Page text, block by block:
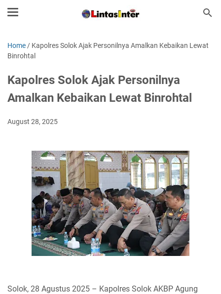
Home / Kapolres Solok Ajak Personilnya Amalkan Kebaikan Lewat
Binrohtal
Kapolres Solok Ajak Personilnya
Amalkan Kebaikan Lewat Binrohtal
August 28, 2025
Solok, 28 Agustus 2025 – Kapolres Solok AKBP Agung